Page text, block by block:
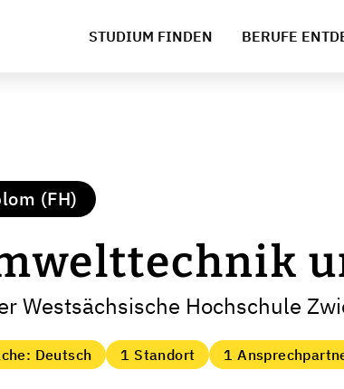
STUDIUM FINDEN BERUFE
(FH)
Westsächsische Hochschule
Deutsch 1 Standort 1